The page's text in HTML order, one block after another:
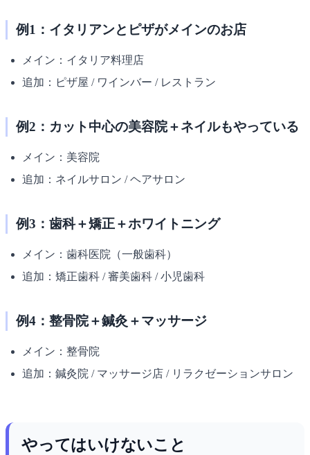
例1：イタリアンとピザがメインのお店
メイン：イタリア料理店
追加：ピザ屋 / ワインバー / レストラン
例2：カット中心の美容院＋ネイルもやっている
メイン：美容院
追加：ネイルサロン / ヘアサロン
例3：歯科＋矯正＋ホワイトニング
メイン：歯科医院（一般歯科）
追加：矯正歯科 / 審美歯科 / 小児歯科
例4：整骨院＋鍼灸＋マッサージ
メイン：整骨院
追加：鍼灸院 / マッサージ店 / リラクゼーションサロン
やってはいけないこと